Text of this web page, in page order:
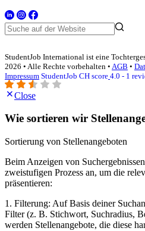
StudentJob International ist eine
2026 • Alle Rechte vorbehalten • AGB •
Impressum StudentJob CH score 4.0 - 1
Close
Wie sortieren wir
Sortierung von Stellenangeboten
Beim Anzeigen von
zweistufigen Prozess an, um die
präsentieren:
1. Filterung: Auf Basis deiner
Filter (z. B. Stichwort, Suchradius,
werden Stellenangebote, die diese